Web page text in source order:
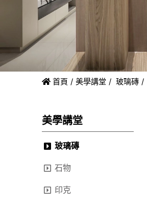
首頁 美學講堂 玻璃磚
美學講堂
玻璃磚
石物
印克